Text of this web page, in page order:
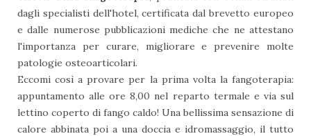
dagli specialisti dell'hotel, certificata dal brevetto europeo
e dalle numerose pubblicazioni mediche che ne attestano
l'importanza per curare, migliorare e prevenire molte
patologie osteoarticolari.
Eccomi così a provare per la prima volta la fangoterapia:
appuntamento alle ore 8,00 nel reparto termale e via sul
lettino coperto di fango caldo! Una bellissima sensazione di
calore abbinata poi a una doccia e idromassaggio, il tutto